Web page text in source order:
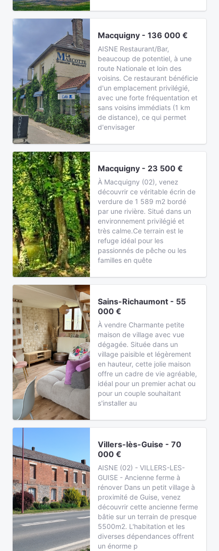
Macquigny - 136 000 €
AISNE Restaurant/Bar,
beaucoup de potentiel, à une
route Nationale et loin des
voisins. Ce restaurant bénéficie
d'un emplacement privilégié,
avec une forte fréquentation et
sans voisins immédiats (1 km
de distance), ce qui permet
d'envisager
Macquigny - 23 500 €
À Macquigny (02), venez
découvrir ce véritable écrin de
verdure de 1 589 m2 bordé
par une rivière. Situé dans un
environnement privilégié et
très calme.Ce terrain est le
refuge idéal pour les
passionnés de pêche ou les
familles en quête
Sains-Richaumont - 55
000 €
À vendre Charmante petite
maison de village avec vue
dégagée. Située dans un
village paisible et légèrement
en hauteur, cette jolie maison
offre un cadre de vie agréable,
idéal pour un premier achat ou
pour un couple souhaitant
s'installer au
Villers-lès-Guise - 70
000 €
AISNE (02) - VILLERS-LES-
GUISE - Ancienne ferme à
rénover Dans un petit village à
proximité de Guise, venez
découvrir cette ancienne ferme
bâtie sur un terrain de presque
5500m2. L'habitation et les
diverses dépendances offrent
un énorme p